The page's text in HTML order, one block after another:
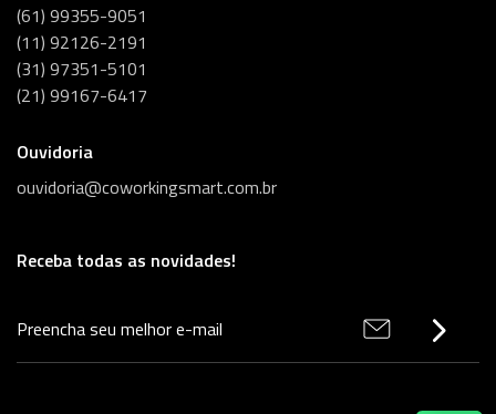
(61) 99355-9051
(11) 92126-2191
(31) 97351-5101
(21) 99167-6417
Ouvidoria
ouvidoria@coworkingsmart.com.br
Receba todas as novidades!